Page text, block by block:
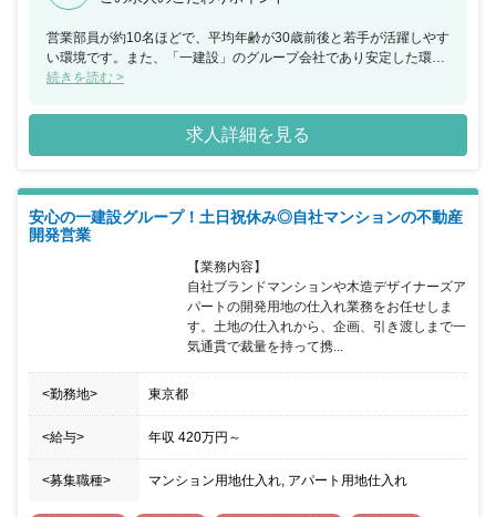
営業部員が約10名ほどで、平均年齢が30歳前後と若手が活躍しやす
い環境です。また、「一建設」のグループ会社であり安定した環境
ながらも、会社としては第二創業期を迎えているため、何でもチャ
には大変おすすめの求人です。土日祝休みで残業も平均20時間以下
ですので、ご家庭のある方でも安心してお仕事に集中できることも
魅力的です！
続きを読む >
求人詳細を見る
安心の一建設グループ！土日祝休み◎自社マンションの不動産
開発営業
【業務内容】
自社ブランドマンションや木造デザイナーズア
パートの開発用地の仕入れ業務をお任せしま
す。土地の仕入れから、企画、引き渡しまで一
気通貫で裁量を持って携...
<勤務地> 東京都
<給与> 年収 420万円 ～
<募集職種> マンション用地仕入れ, アパート用地仕入れ